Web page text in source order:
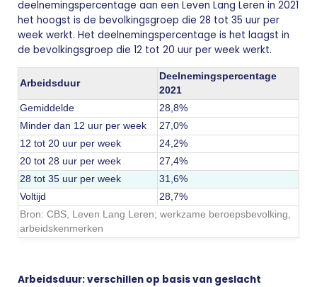
deelnemingspercentage aan een Leven Lang Leren in 2021
het hoogst is de bevolkingsgroep die 28 tot 35 uur per
week werkt. Het deelnemingspercentage is het laagst in
de bevolkingsgroep die 12 tot 20 uur per week werkt.
Arbeidsduur
Deelnemingspercentage
2021
Gemiddelde
28,8%
Minder dan 12 uur per week
27,0%
12 tot 20 uur per week
24,2%
20 tot 28 uur per week
27,4%
28 tot 35 uur per week
31,6%
Voltijd
28,7%
Bron: CBS,
Leven Lang Leren; werkzame beroepsbevolking,
arbeidskenmerken
Arbeidsduur: verschillen op basis van geslacht